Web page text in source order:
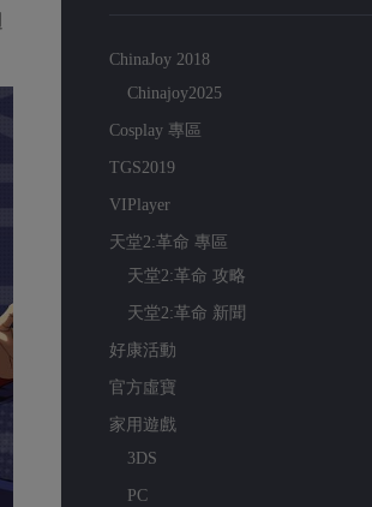
ChinaJoy 2018
Chinajoy2025
Cosplay 專區
TGS2019
VIPlayer
天堂2:革命 專區
天堂2:革命 攻略
天堂2:革命 新聞
好康活動
官方虛寶
家用遊戲
3DS
PC